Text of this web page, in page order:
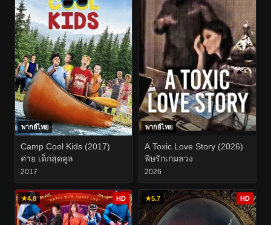
พากย์ไทย
Camp Cool Kids (2017)
ค่าย เด็กสุดคูล
2017
พากย์ไทย
A Toxic Love Story (2026)
พิษรักเกมลวง
2026
★4.8 HD ★5.7 HD